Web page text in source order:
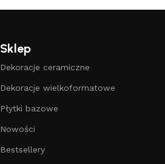
Sklep
Dekoracje ceramiczne
Dekoracje wielkoformatowe
Płytki bazowe
Nowości
Bestsellery